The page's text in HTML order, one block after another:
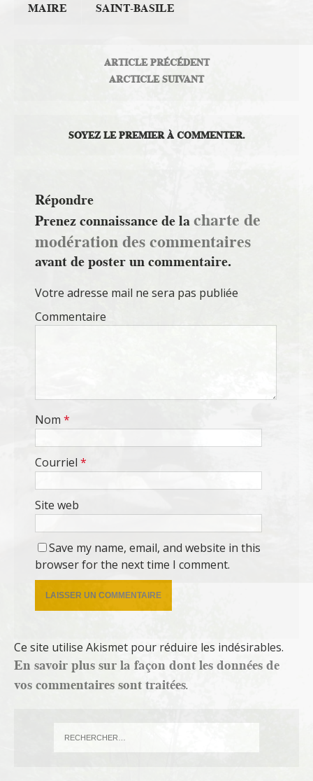
MAIRE SAINT-BASILE
ARTICLE PRÉCÉDENT
ARCTICLE SUIVANT
SOYEZ LE PREMIER À COMMENTER.
Répondre
Prenez connaissance de lacharte de
modération des commentaires
avant de poster un commentaire.
Votre adresse mail ne sera pas publiée
Commentaire
Nom *
Courriel *
Site web
Save my name, email, and website in this
browser for the next time I comment.
Ce site utilise Akismet pour réduire les indésirables.
En savoir plus sur la façon dont les données de
vos commentaires sont traitées.